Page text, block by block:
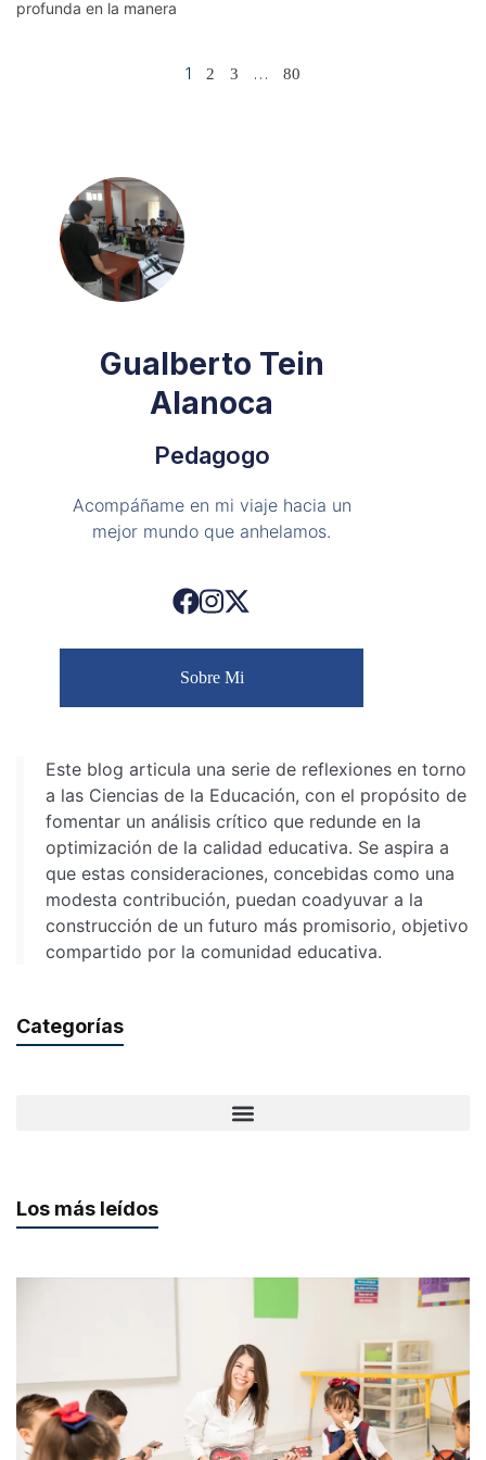
profunda en la manera
1 2 3 … 80
Gualberto Tein
Alanoca
Pedagogo
Acompáñame en mi viaje hacia un
mejor mundo que anhelamos.
Sobre Mi
Este blog articula una serie de reflexiones en torno
a las Ciencias de la Educación, con el propósito de
fomentar un análisis crítico que redunde en la
optimización de la calidad educativa. Se aspira a
que estas consideraciones, concebidas como una
modesta contribución, puedan coadyuvar a la
construcción de un futuro más promisorio, objetivo
compartido por la comunidad educativa.
Categorías
Los más leídos